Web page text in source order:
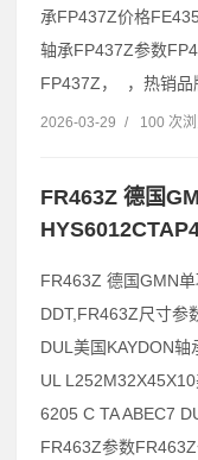
承FP437Z价格
轴承FP437Z参数
FP437Z， ，热销品
2026-03-29 / 100 次
FR463Z 德国
FR463Z 德国GMN
DDT,FR463Z尺寸参
DUL美国KAYDON
UL
6205 C TA ABEC7
FR463Z参数